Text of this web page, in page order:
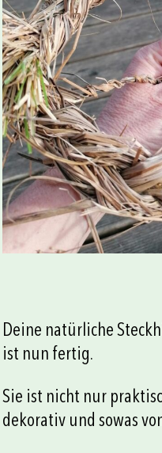
Deine natürliche
ist nun fertig.
Sie ist nicht nur
dekorativ und sowas